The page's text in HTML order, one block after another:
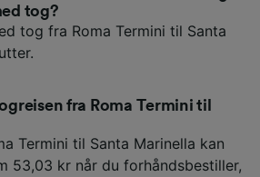
tog?
tog fra Roma Termini til Santa
fra Roma Termini til
Termini til Santa Marinella kan
53,03 kr når du forhåndsbestiller,